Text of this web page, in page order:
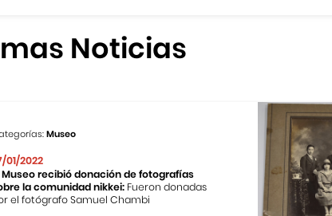
Noticias
Museo
01/2022
Museo recibió donación de fotografías
la comunidad nikkei: Fueron donadas
el fotógrafo Samuel Chambi